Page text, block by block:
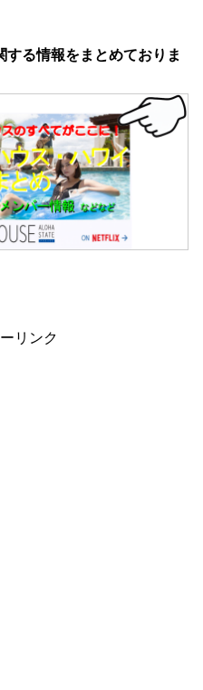
する情報をまとめておりま
リンク